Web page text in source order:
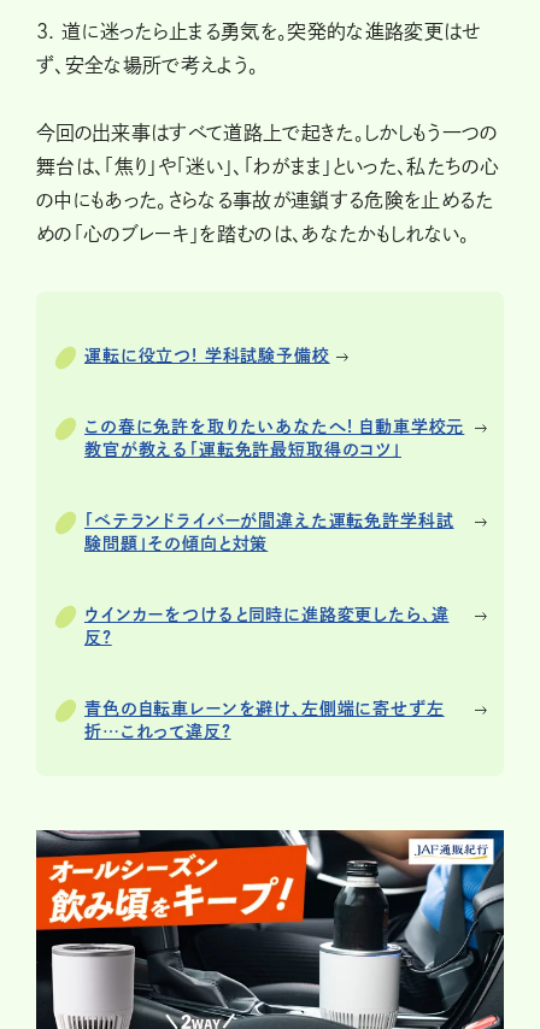
3. 道に迷ったら止まる勇気を。突発的な進路変更はせ
ず、安全な場所で考えよう。
今回の出来事はすべて道路上で起きた。しかしもう一つの
舞台は、「焦り」や「迷い」、「わがまま」といった、私たちの心
の中にもあった。さらなる事故が連鎖する危険を止めるた
めの「心のブレーキ」を踏むのは、あなたかもしれない。
運転に役立つ! 学科試験予備校
この春に免許を取りたいあなたへ! 自動車学校元
教官が教える「運転免許最短取得のコツ」
「ベテランドライバーが間違えた運転免許学科試
験問題」その傾向と対策
ウインカーをつけると同時に進路変更したら、違
反?
青色の自転車レーンを避け、左側端に寄せず左
折…これって違反?